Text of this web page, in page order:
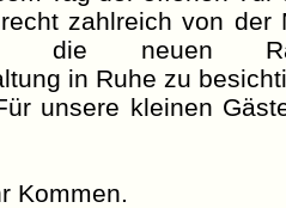
zahlreich von der
die neuen
in Ruhe zu
unsere kleinen
Kommen.